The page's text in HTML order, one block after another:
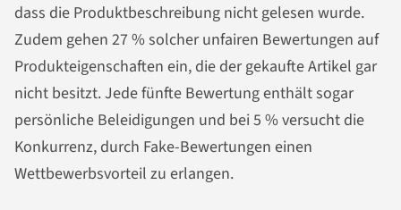
dass die Produktbeschreibung nicht gelesen wurde.
Zudem gehen 27 % solcher unfairen Bewertungen auf
Produkteigenschaften ein, die der gekaufte Artikel gar
nicht besitzt. Jede fünfte Bewertung enthält sogar
persönliche Beleidigungen und bei 5 % versucht die
Konkurrenz, durch Fake-Bewertungen einen
Wettbewerbsvorteil zu erlangen.